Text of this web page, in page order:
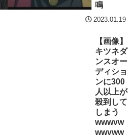
鳴
2023.01.19
【画像】
キツネダ
ンスオー
ディショ
ンに300
人以上が
殺到して
しまう
wwwvw
wwvww